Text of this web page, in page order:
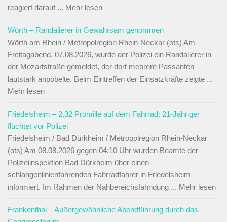
reagiert darauf ... Mehr lesen
Wörth – Randalierer in Gewahrsam genommen
Wörth am Rhein / Metropolregion Rhein-Neckar (ots) Am
Freitagabend, 07.08.2026, wurde der Polizei ein Randalierer in
der Mozartstraße gemeldet, der dort mehrere Passanten
lautstark anpöbelte. Beim Eintreffen der Einsatzkräfte zeigte ...
Mehr lesen
Friedelsheim – 2,32 Promille auf dem Fahrrad: 21-Jähriger
flüchtet vor Polizei
Friedelsheim / Bad Dürkheim / Metropolregion Rhein-Neckar
(ots) Am 08.08.2026 gegen 04:10 Uhr wurden Beamte der
Polizeiinspektion Bad Dürkheim über einen
schlangenlinienfahrenden Fahrradfahrer in Friedelsheim
informiert. Im Rahmen der Nahbereichsfahndung ... Mehr lesen
Frankenthal – Außergewöhnliche Abendführung durch das